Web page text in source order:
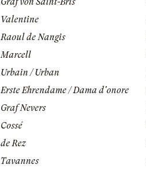
Valentine
Raoul de Nangis
Marcell
Urbain / Urban
Erste Ehrendame / Dama d'onore
Graf Nevers
Cossé
de Rez
Tavannes